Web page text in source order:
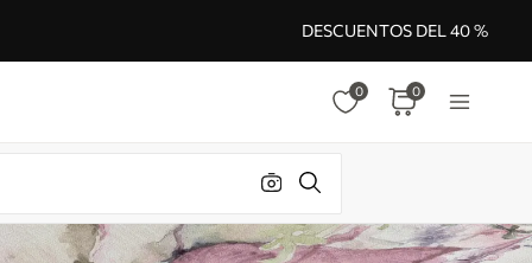
DESCUENTOS DEL 40 %
0 0